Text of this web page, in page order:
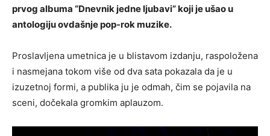
prvog albuma “Dnevnik jedne ljubavi” koji je ušao u
antologiju ovdašnje pop-rok muzike.
Proslavljena umetnica je u blistavom izdanju, raspoložena
i nasmejana tokom više od dva sata pokazala da je u
izuzetnoj formi, a publika ju je odmah, čim se pojavila na
sceni, dočekala gromkim aplauzom.